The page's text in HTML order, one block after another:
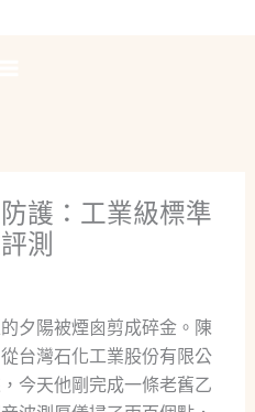
護：工業級標準
測
夕陽被煙囪剪成碎金。陳
台灣石化工業股份有限公
今天他剛完成一條老舊乙